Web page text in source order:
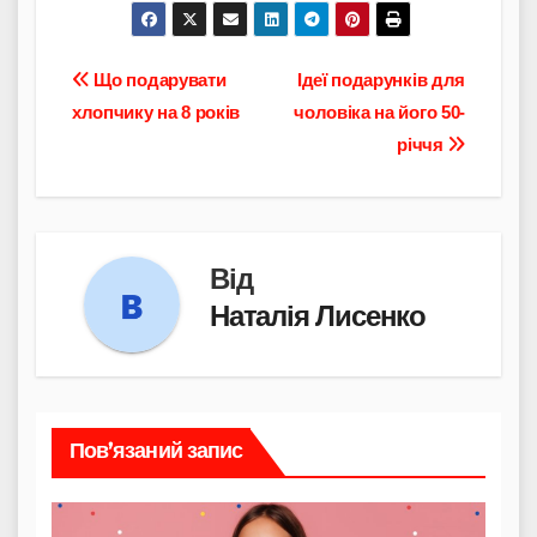
Навігація
записів
Ідеї подарунків для
чоловіка на його 50-
річчя
Що подарувати
хлопчику на 8 років
Від
Наталія Лисенко
Пов’язаний запис